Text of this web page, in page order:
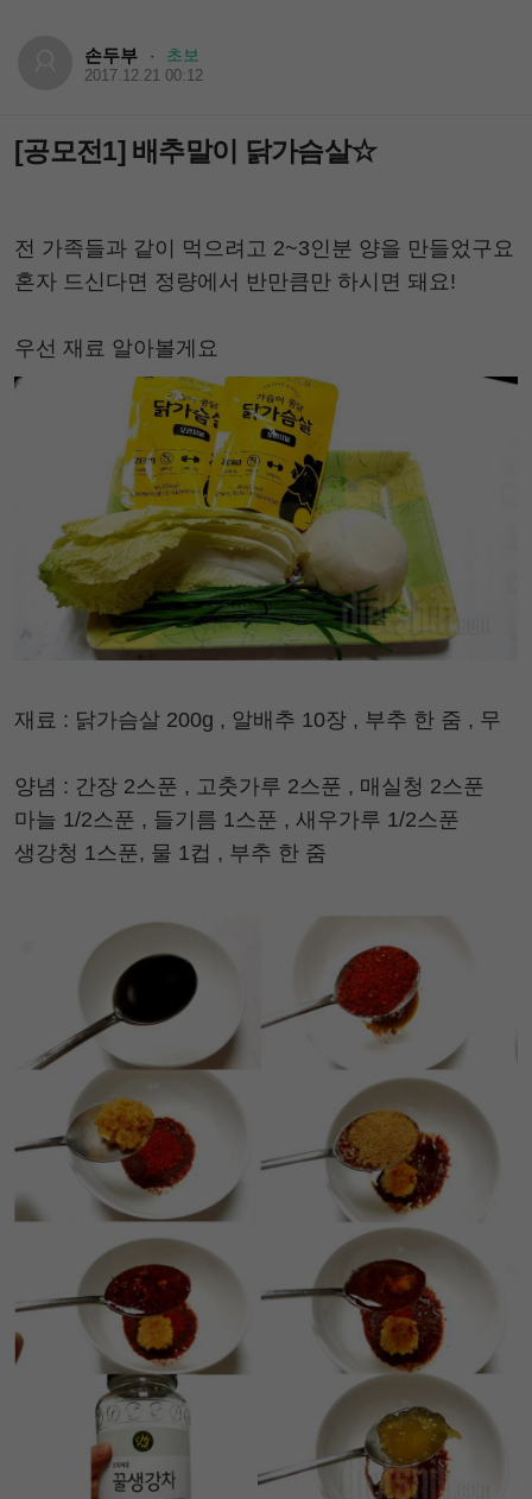
손두부 · 초보
2017.12.21 00:12
[공모전1] 배추말이 닭가슴살☆
전 가족들과 같이 먹으려고 2~3인분 양을 만들었구요
혼자 드신다면 정량에서 반만큼만 하시면 돼요!
우선 재료 알아볼게요
재료 : 닭가슴살 200g , 알배추 10장 , 부추 한 줌 , 무
양념 : 간장 2스푼 , 고춧가루 2스푼 , 매실청 2스푼
마늘 1/2스푼 , 들기름 1스푼 , 새우가루 1/2스푼
생강청 1스푼, 물 1컵 , 부추 한 줌